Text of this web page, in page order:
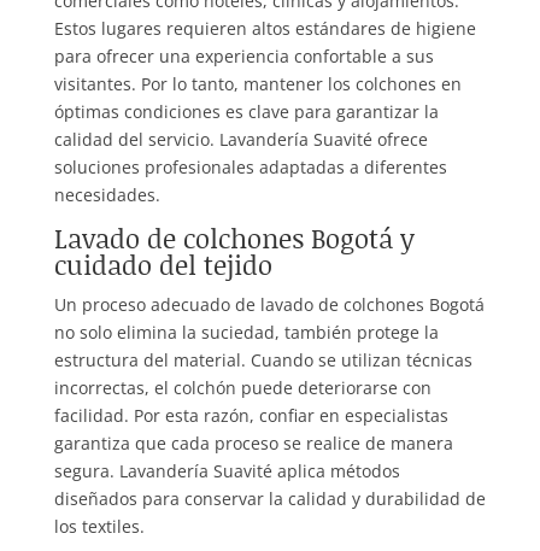
Estos lugares requieren altos estándares de higiene
para ofrecer una experiencia confortable a sus
visitantes. Por lo tanto, mantener los colchones en
óptimas condiciones es clave para garantizar la
calidad del servicio. Lavandería Suavité ofrece
soluciones profesionales adaptadas a diferentes
necesidades.
Lavado de colchones Bogotá y
cuidado del tejido
Un proceso adecuado de lavado de colchones Bogotá
no solo elimina la suciedad, también protege la
estructura del material. Cuando se utilizan técnicas
incorrectas, el colchón puede deteriorarse con
facilidad. Por esta razón, confiar en especialistas
garantiza que cada proceso se realice de manera
segura. Lavandería Suavité aplica métodos
diseñados para conservar la calidad y durabilidad de
los textiles.